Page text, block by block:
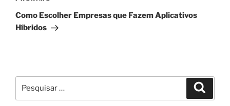
post
Como Escolher Empresas que Fazem Aplicativos
Híbridos
por: